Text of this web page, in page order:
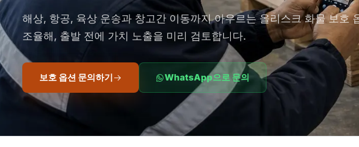
해상, 항공, 육상 운송과 창고간 이동까지 아우르는 올리스크 화물 보호
조율해, 출발 전에 가치 노출을 미리 검토합니다.
보호 옵션 문의하기 WhatsApp으로 문의